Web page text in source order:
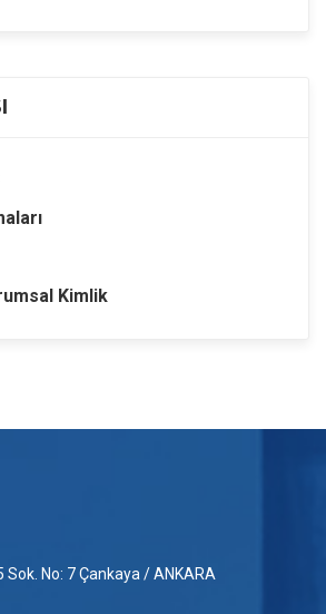
Kimlik
No: 7 Çankaya / ANKARA